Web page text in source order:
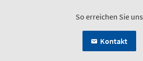
So erreichen Sie uns
Kontakt